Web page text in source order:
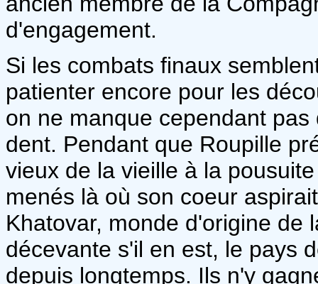
d'engagement.
Si les combats finaux
patienter encore pour les
on ne manque cependant
dent. Pendant que Roupille
vieux de la vieille à la
menés là où son coeur
Khatovar, monde d'origine de
décevante s'il en est, le pays
depuis longtemps. Ils n'y